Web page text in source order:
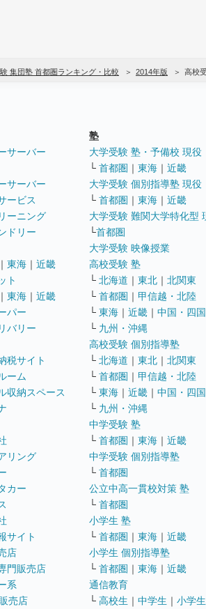
集団塾 首都圏ランキング・比較 2014年版 高校
サーバー
サーバー
ービス
ーニング
ドリー
東海 ｜ 近畿
ト
東海 ｜ 近畿
パー
バリー
税サイト
ーム
収納スペース
リング
カー
サイト
店
門販売店
系
売店
塾
大学受験 塾・予備校 現役
└ 首都圏 ｜ 東海 ｜ 近畿
大学受験 個別指導塾 現役
└ 首都圏 ｜ 東海 ｜ 近畿
大学受験 難関大学特化型
└首都圏
大学受験 映像授業
高校受験 塾
└ 北海道 ｜ 東北 ｜ 北関東
└ 首都圏 ｜ 甲信越・北陸
└ 東海 ｜ 近畿 ｜ 中国・四国
└ 九州・沖縄
高校受験 個別指導塾
└ 北海道 ｜ 東北 ｜ 北関東
└ 首都圏 ｜ 甲信越・北陸
└ 東海 ｜ 近畿 ｜ 中国・四国
└ 九州・沖縄
中学受験 塾
└ 首都圏 ｜ 東海 ｜ 近畿
中学受験 個別指導塾
└ 首都圏
公立中高一貫校対策 塾
└ 首都圏
小学生 塾
└ 首都圏 ｜ 東海 ｜ 近畿
小学生 個別指導塾
└ 首都圏 ｜ 東海 ｜ 近畿
通信教育
└ 高校生 ｜ 中学生 ｜ 小学生